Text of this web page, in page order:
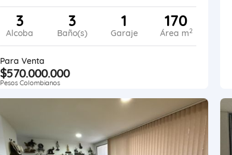
3
Alcoba
3
Baño(s)
1
Garaje
170
Área m2
Para Venta
$570.000.000
Pesos Colombianos